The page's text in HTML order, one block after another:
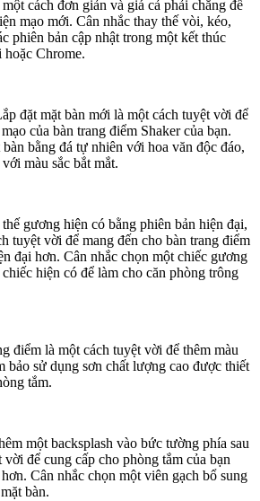
cách đơn giản và giá cả phải chăng để
mạo mới. Cân nhắc thay thế vòi, kéo,
phiên bản cập nhật trong một kết thúc
Chrome.
đặt mặt bàn mới là một cách tuyệt vời để
của bàn trang điểm Shaker của bạn.
bằng đá tự nhiên với hoa văn độc đáo,
màu sắc bắt mắt.
gương hiện có bằng phiên bản hiện đại,
tuyệt vời để mang đến cho bàn trang điểm
đại hơn. Cân nhắc chọn một chiếc gương
hiện có để làm cho căn phòng trông
điểm là một cách tuyệt vời để thêm màu
bảo sử dụng sơn chất lượng cao được thiết
tắm.
một backsplash vào bức tường phía sau
để cung cấp cho phòng tắm của bạn
Cân nhắc chọn một viên gạch bổ sung
bàn.